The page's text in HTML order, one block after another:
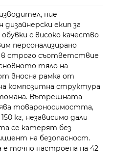
ние
дизайнерски екип за
с високо качество
персонализирано
в строго съответствие
тяло на
вносна рамка от
композитна структура
Вътрешната
товароносимостта,
кг, независимо дали
се катерят без
на безопасност.
е точно настроена на 42